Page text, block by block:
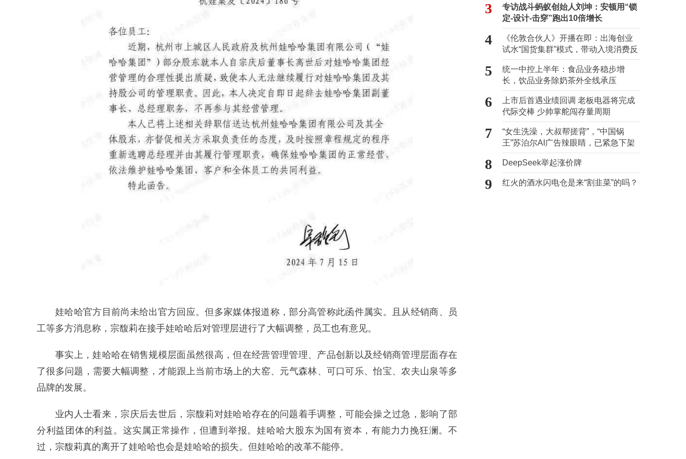
娃哈哈官方目前尚未给出官方回应。但多家媒体报道称，部分高管称此函件属实。且从经销商、员
工等多方消息称，宗馥莉在接手娃哈哈后对管理层进行了大幅调整，员工也有意见。
事实上，娃哈哈在销售规模层面虽然很高，但在经营管理管理、产品创新以及经销商管理层面存在
了很多问题，需要大幅调整，才能跟上当前市场上的大窑、元气森林、可口可乐、怡宝、农夫山泉等多
品牌的发展。
业内人士看来，宗庆后去世后，宗馥莉对娃哈哈存在的问题着手调整，可能会操之过急，影响了部
分利益团体的利益。这实属正常操作，但遭到举报。娃哈哈大股东为国有资本，有能力力挽狂澜。不
过，宗馥莉真的离开了娃哈哈也会是娃哈哈的损失。但娃哈哈的改革不能停。
3
专访战斗蚂蚁创始人刘坤：安顿用“锁
定-设计-击穿”跑出10倍增长
4
《伦敦合伙人》开播在即：出海创业
试水“国货集群”模式，带动入境消费反
向种草
5
统一中控上半年：食品业务稳步增
长，饮品业务除奶茶外全线承压
6
上市后首遇业绩回调 老板电器将完成
代际交棒 少帅掌舵闯存量周期
7
“女生洗澡，大叔帮搓背”，“中国锅
王”苏泊尔AI广告辣眼睛，已紧急下架
8 DeepSeek举起涨价牌
9 红火的酒水闪电仓是来“割韭菜”的吗？